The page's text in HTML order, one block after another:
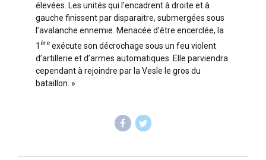
élevées. Les unités qui l’encadrent à droite et à
gauche finissent par disparaitre, submergées sous
l’avalanche ennemie. Menacée d’être encerclée, la
1 ère exécute son décrochage sous un feu violent
d’artillerie et d’armes automatiques. Elle parviendra
cependant à rejoindre par la Vesle le gros du
bataillon. »